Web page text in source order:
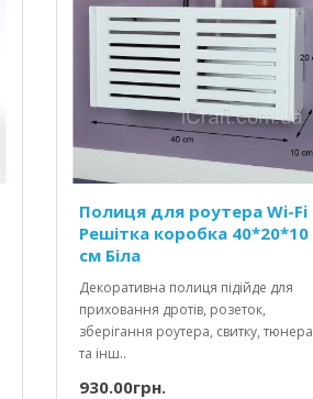
Полиця для роутера Wi-Fi
Решітка коробка 40*20*10
см Біла
Декоративна полиця підійде для
приховання дротів, розеток,
зберігання роутера, свитку, тюнера
та інш..
930.00грн.